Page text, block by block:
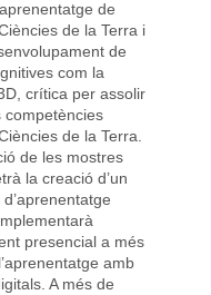
de
de la Terra i
de
com la
crítica per assolir
competències
de la Terra.
de les mostres
la creació d’un
presencial a més
amb
A més de